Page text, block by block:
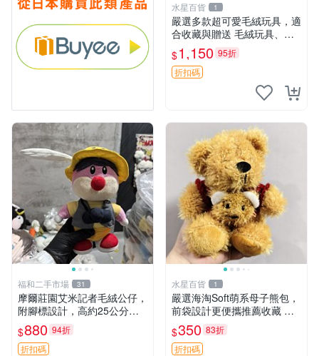
水星百貨 1
嚴選多款超可愛毛絨玩具，適
合收藏與贈送 毛絨玩具、抱
枕、公仔
$1,150 95折
折扣碼
福和二手市場 31
摩爾莊園艾米記者毛絨公仔，
附腳標設計，高約25公分，
全新未拆封，限量珍藏。艾米
記者 毛絨公仔 超萌玩偶
$880 94折
折扣碼
水星百貨 1
嚴選海淘Soft萌系母子熊包，
前袋設計更便攜推薦收藏 母
子熊 軟綿綿 包包
$350 83折
折扣碼